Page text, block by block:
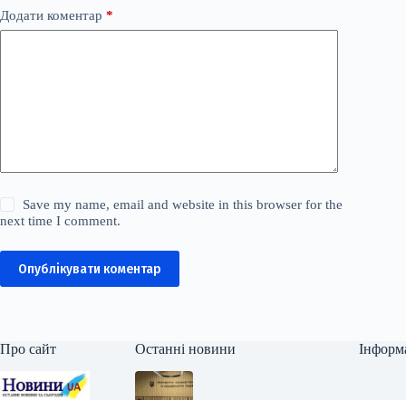
Додати коментар *
Save my name, email and website in this browser for the
next time I comment.
Опублікувати коментар
Про сайт Останні новини